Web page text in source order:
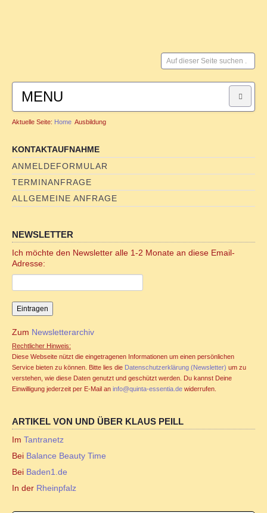
Suchen
...
MENU
HOME
SYSTEMISCHE BERATUNG
für Paare
FAMILIENSTELLEN
Familienstellen und Sexualität
Familienstellen und Tantra
TANTRA
Jahreszyklen
Ablauf Tantraseminar
Ablauf Tantraritual
Tantranetz / Connection-Newsletter
Aktuelle Seite: Home Ausbildung
KONTAKTAUFNAHME
ANMELDEFORMULAR
TERMINANFRAGE
ALLGEMEINE ANFRAGE
NEWSLETTER
Ich möchte den Newsletter alle 1-2 Monate an diese Email-
Adresse:
Zum Newsletterarchiv
Rechtlicher Hinweis:
Diese Webseite nützt die eingetragenen Informationen um einen persönlichen
Service bieten zu können. Bitte lies die Datenschutzerklärung (Newsletter) um zu
verstehen, wie diese Daten genutzt und geschützt werden. Du kannst Deine
Einwilligung jederzeit per E-Mail an info@quinta-essentia.de widerrufen.
ARTIKEL VON UND ÜBER KLAUS PEILL
Im Tantranetz
Bei Balance Beauty Time
Bei Baden1.de
In der Rheinpfalz